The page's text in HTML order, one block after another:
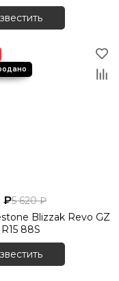
₽5 620 ₽
Blizzak Revo GZ
88S